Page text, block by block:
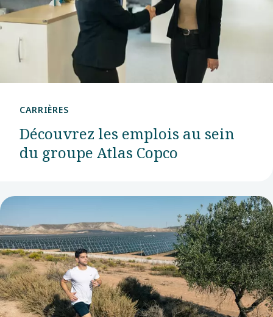
commerciale
vente
centre
client
nordique.
CARRIÈRES
Découvrez les emplois au sein
du groupe Atlas Copco